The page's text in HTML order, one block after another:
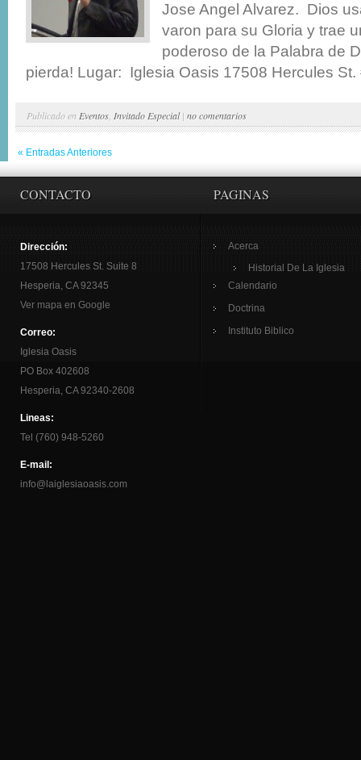
Jose Angel Alvarez. Dios
varon para su Gloria y trae
poderoso de la Palabra de
pierda! Lugar: Iglesia Oasis 17508 Hercules
Publicado en Eventos Invitado Especial| no comentarios
« Entradas Anteriores
CONTACTO
Dirección:
17508 Hercules St. Suite 8
Hesperia, CA 92345
Ver mapa en Google
Correo:
Iglesia Oasis
PO Box 402608
Hesperia, CA 92340-2608
Lineas:
Tel (760) 948-5260
E-mail:
info@laiglesiaoasis.com
PAGINAS
Acerca
Historial De La Iglesia
Calendario
Doctrina
Instituto Biblico